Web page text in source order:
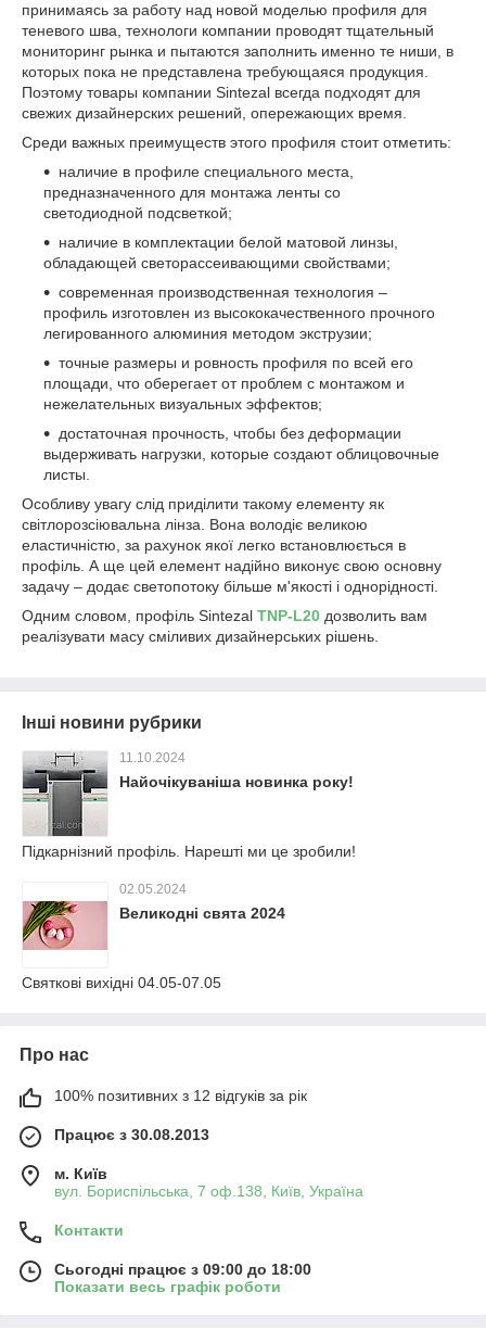
принимаясь за работу над новой моделью профиля для
теневого шва, технологи компании проводят тщательный
мониторинг рынка и пытаются заполнить именно те ниши, в
которых пока не представлена требующаяся продукция.
Поэтому товары компании Sintezal всегда подходят для
свежих дизайнерских решений, опережающих время.
Среди важных преимуществ этого профиля стоит отметить:
наличие в профиле специального места,
предназначенного для монтажа ленты со
светодиодной подсветкой;
наличие в комплектации белой матовой линзы,
обладающей светорассеивающими свойствами;
современная производственная технология –
профиль изготовлен из высококачественного прочного
легированного алюминия методом экструзии;
точные размеры и ровность профиля по всей его
площади, что оберегает от проблем с монтажом и
нежелательных визуальных эффектов;
достаточная прочность, чтобы без деформации
выдерживать нагрузки, которые создают облицовочные
листы.
Особливу увагу слід приділити такому елементу як
світлорозсіювальна лінза. Вона володіє великою
еластичністю, за рахунок якої легко встановлюється в
профіль. А ще цей елемент надійно виконує свою основну
задачу – додає светопотоку більше м'якості і однорідності.
Одним словом, профіль Sintezal TNP-L20 дозволить вам
реалізувати масу сміливих дизайнерських рішень.
Інші новини рубрики
11.10.2024
Найочікуваніша новинка року!
Підкарнізний профіль. Нарешті ми це зробили!
02.05.2024
Великодні свята 2024
Святкові вихідні 04.05-07.05
Про нас
100% позитивних з 12 відгуків за рік
Працює з 30.08.2013
м. Київ
вул. Бориспільська, 7 оф.138, Київ, Україна
Контакти
Сьогодні працює з 09:00 до 18:00
Показати весь графік роботи